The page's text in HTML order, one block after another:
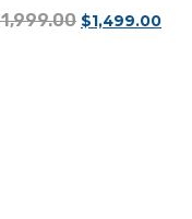
1,999.00 $1,499.00